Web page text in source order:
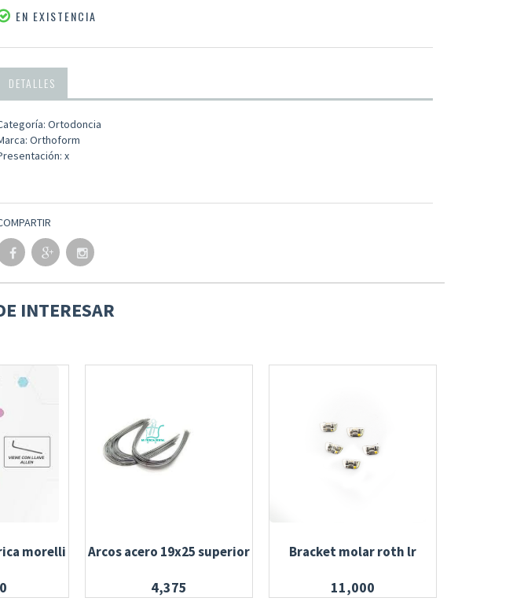
EN EXISTENCIA
DETALLES
Ortodoncia
Orthoform
x
INTERESAR
morelli Arcos acero 19x25 superior
4,375
Bracket molar roth lr
11,000